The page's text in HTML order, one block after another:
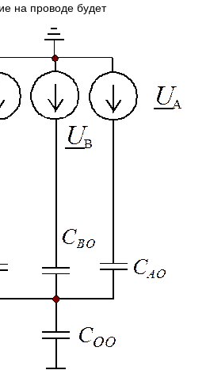
на проводе будет